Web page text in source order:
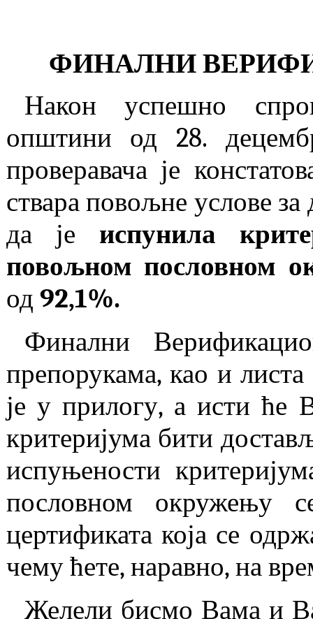
ФИНАЛНИ
Након успешно
општини од 28.
проверавача је
ствара повољне услове
да је испунила
повољном пословном
од 92,1%.
Финални
препорукама, као и
је у прилогу, а исти ће
критеријума бити
испуњености
пословном окружењу
цертификата која се
чему ћете, наравно, на
Желели бисмо Вама и